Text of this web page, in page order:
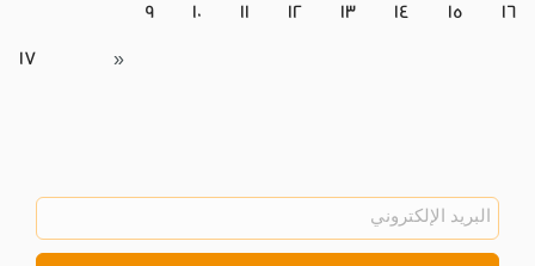
9 10 11 12 13 14 15 16
17 »